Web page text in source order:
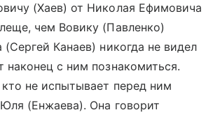
(Хаев) от Николая Ефимовича
чем Вовику (Павленко)
Канаев) никогда не видел
наконец с ним познакомиться.
кто не испытывает перед ним
(Енжаева). Она говорит